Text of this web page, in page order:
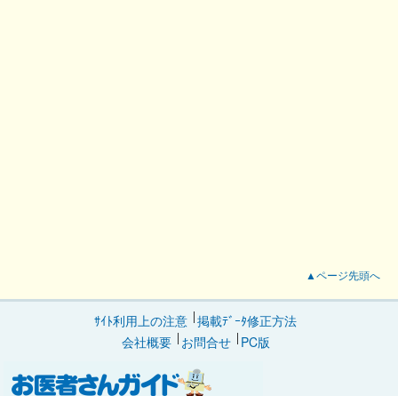
▲ページ先頭へ
ｻｲﾄ利用上の注意 掲載ﾃﾞｰﾀ修正方法
会社概要
お問合せ PC版